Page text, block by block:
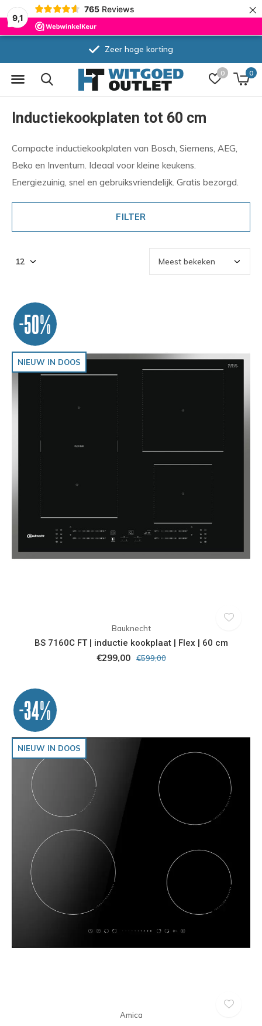
9,1
765 Reviews ×
0 0
Zeer hoge korting
Inductiekookplaten tot 60 cm
Compacte inductiekookplaten van Bosch, Siemens, AEG,
Beko en Inventum. Ideaal voor kleine keukens.
Energiezuinig, snel en gebruiksvriendelijk. Gratis bezorgd.
FILTER
-50%
NIEUW IN DOOS
Bauknecht
BS 7160C FT | inductie kookplaat | Flex | 60 cm
€299,00 €599,00
-34%
NIEUW IN DOOS
Amica